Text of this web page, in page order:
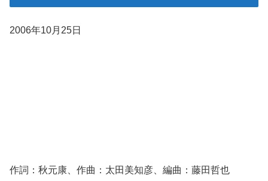
2006年10月25日
作詞：秋元康、作曲：太田美知彦、編曲：藤田哲也